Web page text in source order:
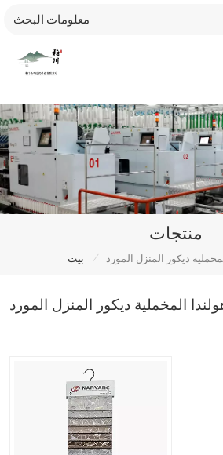
منتجات
بيت / ديكور المنزل المورد
المخملية ديكور المنزل المورد